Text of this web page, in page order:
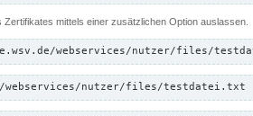
mittels einer zusätzlichen Option auslassen.
webservices/nutzer/files/
webservices/nutzer/files/testdatei.txt